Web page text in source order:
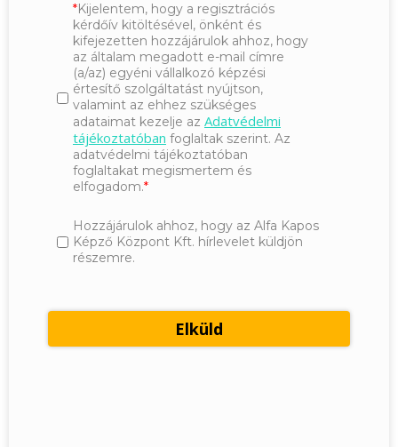
Kijelentem, hogy a regisztrációs
kérdőív kitöltésével, önként és
kifejezetten hozzájárulok ahhoz, hogy
az általam megadott e-mail címre
(a/az) egyéni vállalkozó képzési
értesítő szolgáltatást nyújtson,
valamint az ehhez szükséges
adataimat kezelje az Adatvédelmi
tájékoztatóban foglaltak szerint. Az
adatvédelmi tájékoztatóban
foglaltakat megismertem és
elfogadom.
Hozzájárulok ahhoz, hogy az Alfa Kapos
Képző Központ Kft. hírlevelet küldjön
részemre.